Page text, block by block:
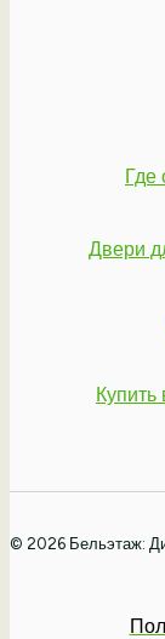
Где
Двери
© 2026 Бельэтаж: